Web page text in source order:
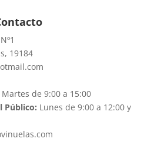
19184
Martes de 9:00 a 15:00
Público: Lunes de 9:00 a 12:00 y